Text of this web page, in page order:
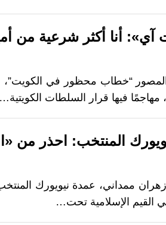
أنا أكثر شرعية من
“خطاب محظور في الكويت”، عاد
فيها قرار السلطات الكويتية…
المنتخب: احذر من
زهران ممداني، عمدة نيويورك
القيم الإسلامية تحت…